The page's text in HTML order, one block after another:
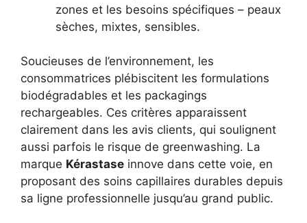
zones et les besoins spécifiques – peaux
sèches, mixtes, sensibles.
Soucieuses de l’environnement, les
consommatrices plébiscitent les formulations
biodégradables et les packagings
rechargeables. Ces critères apparaissent
clairement dans les avis clients, qui soulignent
aussi parfois le risque de greenwashing. La
marque Kérastase innove dans cette voie, en
proposant des soins capillaires durables depuis
sa ligne professionnelle jusqu’au grand public.